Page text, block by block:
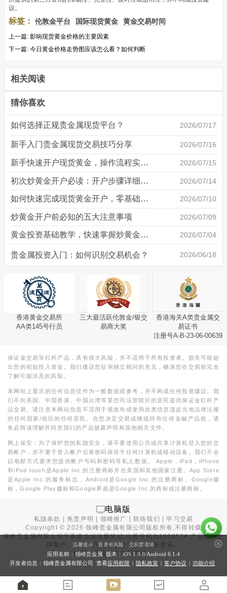
议。
标签： 伦敦金平台 国际现货黄金 黄金交易时间
上一篇: 影响现货黄金价格的主要因素
下一篇: 今日黄金价格走势图应该怎么看？如何判断
相关阅读
猜你喜欢
如何选择正规贵金属现货平台？ 2026/07/17
新手入门贵金属现货交易技巧分享 2026/07/16
新手快速开户现货黄金，操作流程实操详解 2026/07/15
初次炒黄金开户必读：开户步骤详细说明 2026/07/14
如何快速完成现货黄金开户，零基础也能轻松上手 2026/07/10
炒黄金开户前必知的五大注意事项 2026/07/09
黄金投资基础教学，快速掌握炒黄金技巧 2026/07/04
贵金属投资入门：如何识别交易机会？ 2026/06/18
香港黄金交易所
AA类145号行员
三大最活跃伦敦金/银交
易商大奖
香港海关A类贵金属交
易证书
注册号A-B-23-06-00639
保证金交易等杠杆产品，具有很大风险，并不适用于所有投资者。损失可能超
出您的初始投入资金。我们建议您征询独立顾问的意见，确保您在交易前完全
了解可能涉及的风险。
本网站上显示的任何信息仅作为一般数据或参考，并不构成任何投资建议。我
们不向美国、中国香港、中国台湾等某些司法管辖区的居民提供保证金杠杆产
品交易。请注意本网站信息不适用于视发布或使用此类信息违反当地法律法规
的任何国家/地区的任何居民。在您决定交易或继续持有任何金融产品前，请
务必阅读理解并同意我们的产品披露声明和其他相关文件。
网上保安：为了保护您的私隐安全，请不要使用公共或共享计算机登入您的交
易帐户，亦不要于登入帐户后将密码保存于任何计算机或移动设备。我们不会
以电邮方式要求您提供帐户号码和密码等私人数据。 Apple，iPad，iPhone
和iPod touch是Apple Inc.的注册商标并在美国和其他国家注册。App Store
是Apple Inc.的服务标志，Android是Google Inc.的注册商标。Google徽
标，Google Play徽标和Google界面是Google Inc.的商标或注册商标。
电脑版
私隐条款 |免责声明 | 领峰推广 |联络我们 |学习交易
Copyright © 2026 领峰贵金属有限公司版权所有,不得转载
领峰贵金属有限公司于香港合法注册登记,注册号码为1660574,产品面向全
球客户。本站内所有内容均为香港地区资讯。
投资有风险，入市需谨慎。
温馨提示：投资有风险，交易需谨慎
应用名称：领峰贵金属 版本：iOS 1.0.0/Android 6.1.4
开发者信息：领峰贵金属有限公司 查看应用权限 | 隐私政策 | 客户协议 | 功能介绍